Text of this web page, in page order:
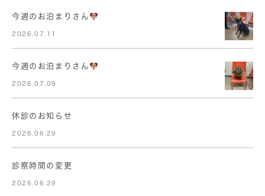
今週のお泊まりさん
2026.07.11
今週のお泊まりさん
2026.07.09
休診のお知らせ
2026.06.29
診察時間の変更
2026.06.29